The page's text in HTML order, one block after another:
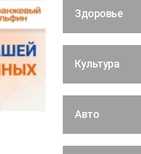
Здоровье
Культура
Авто